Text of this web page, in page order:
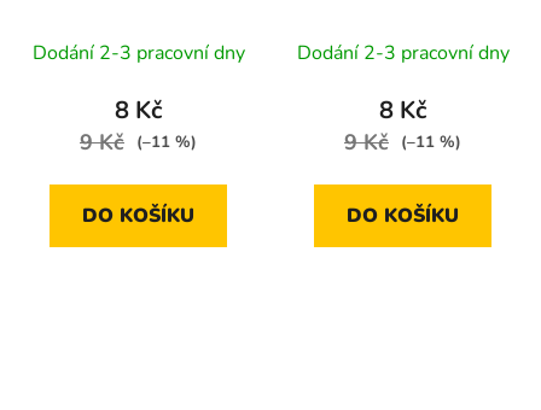
zr. 120, GLS5
Dodání 2-3 pracovní dny
8 Kč
9 Kč (–11 %)
DO KOŠÍKU
zr. 150, GLS5
Dodání 2-3 pracovní dny
8 Kč
9 Kč (–11 %)
DO KOŠÍKU